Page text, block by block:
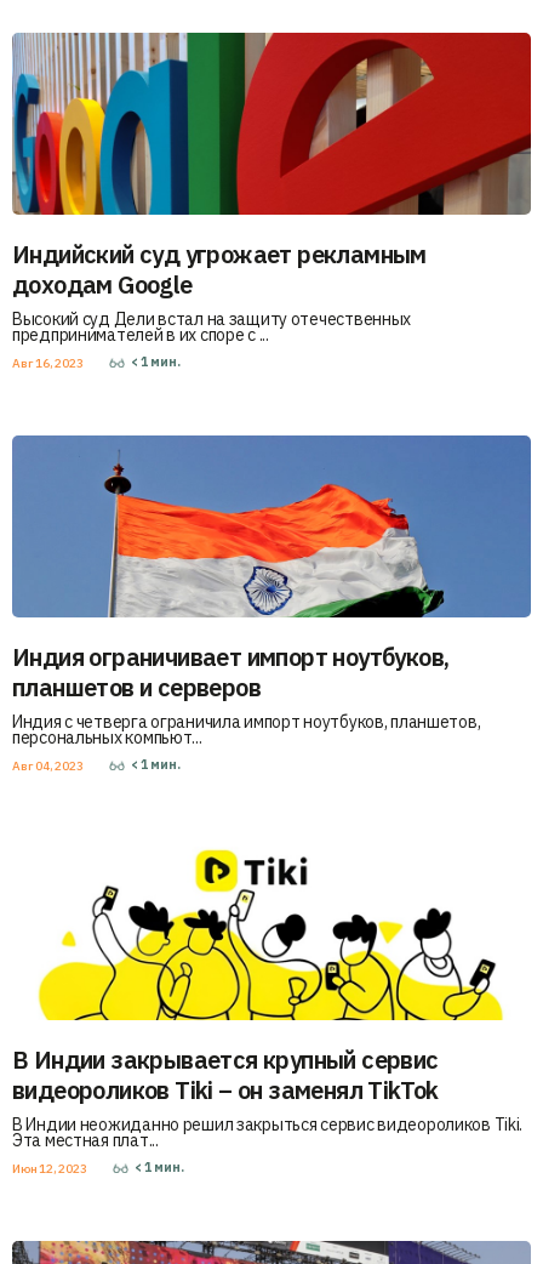
Индийский суд угрожает рекламным
доходам Google
Высокий суд Дели встал на защиту отечественных
предпринимателей в их споре с ...
Авг 16, 2023 < 1 мин.
Индия ограничивает импорт ноутбуков,
планшетов и серверов
Индия с четверга ограничила импорт ноутбуков, планшетов,
персональных компьют...
Авг 04, 2023 < 1 мин.
В Индии закрывается крупный сервис
видеороликов Tiki – он заменял TikTok
В Индии неожиданно решил закрыться сервис видеороликов Tiki.
Эта местная плат...
Июн 12, 2023 < 1 мин.